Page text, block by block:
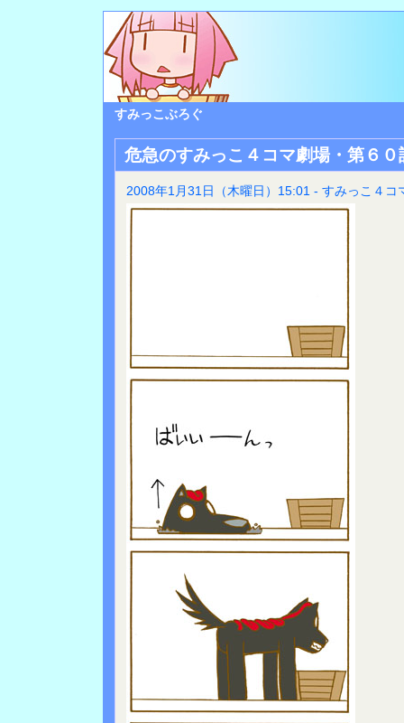
すみっこぶろぐ
危急のすみっこ４コマ劇場・第６
2008年1月31日（木曜日）15:01 - すみっこ４コ